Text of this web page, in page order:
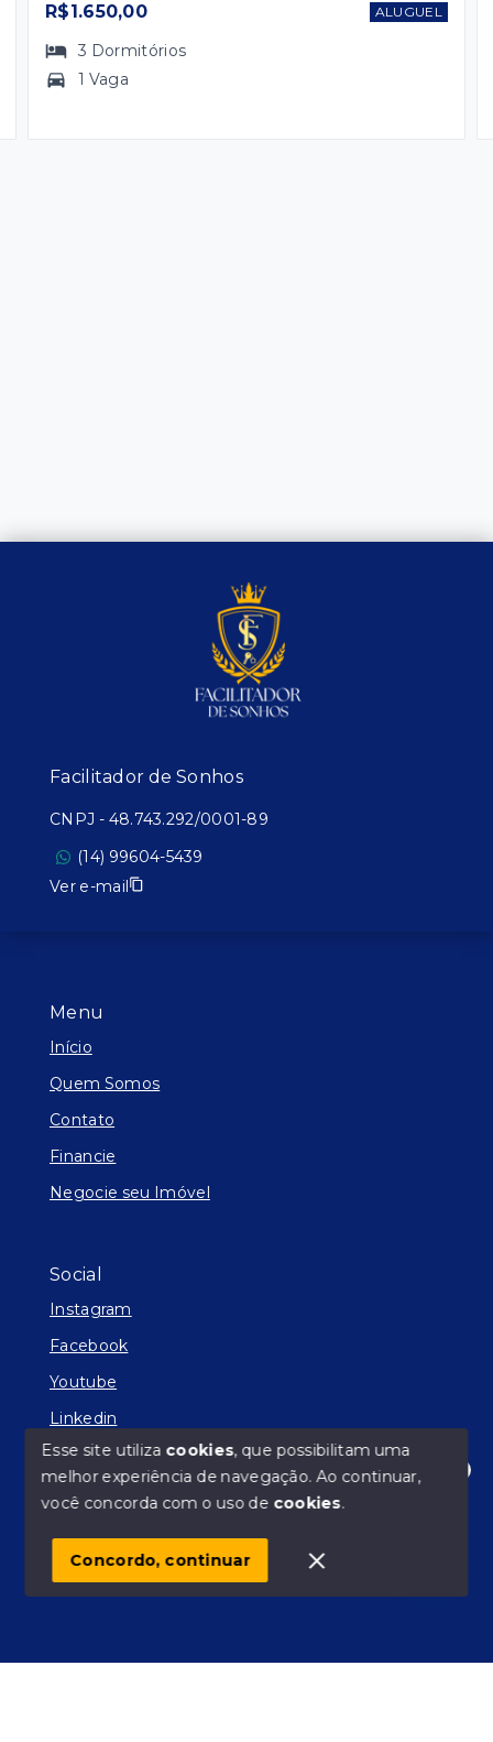
R$1.650,00 ALUGUEL
3 Dormitórios
1 Vaga
Olá! Estamos disponíveis para te ajudar.
Menu
Início
Quem Somos
Contato
Financie
Negocie seu Imóvel
Social
Instagram
Facebook
Youtube
Linkedin
© Copyright 2026 - Facilitador de Sonhos - Todos os
SITE PARA IMOBILIARIA
Facilitador de Sonhos
CNPJ - 48.743.292/0001-89
(14) 99604-5439
Ver e-mail
Esse site utiliza cookies, que possibilitam uma
melhor experiência de navegação.Ao continuar,
você concorda com o uso de cookies.
Concordo, continuar